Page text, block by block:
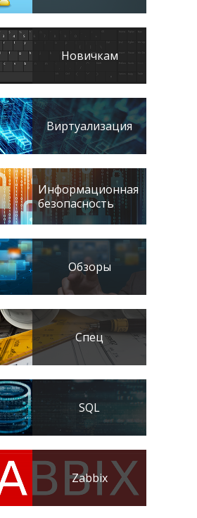
Новичкам
Виртуализация
Информационная
безопасность
Обзоры
Спец
SQL
Zabbix